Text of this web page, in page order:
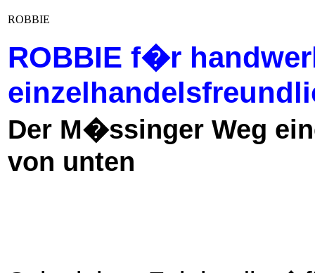
ROBBIE
ROBBIE f�r
Der M�ssinger Weg
von unten